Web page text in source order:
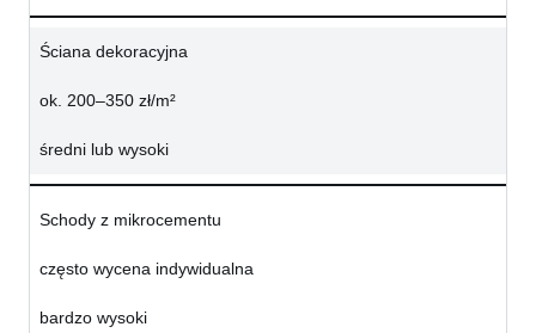
Ściana dekoracyjna
ok. 200–350 zł/m²
średni lub wysoki
Schody z mikrocementu
często wycena indywidualna
bardzo wysoki